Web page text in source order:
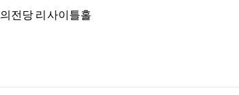
전당 리사이틀홀